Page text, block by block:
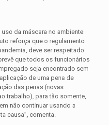
da máscara no ambiente
reforça que o regulamento
deve ser respeitado.
que todos os funcionários
seja encontrado sem
de uma pena de
das penas (novas
trabalho), para tão somente,
não continuar usando a
causa”, comenta.